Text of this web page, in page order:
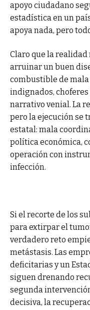
apoyo ciudadano
estadística en un
apoya nada, pero
Claro que la
arruinar un buen
combustible de
indignados,
narrativo venial. La
pero la ejecución se
estatal: mala
política económica,
operación con
infección.
Si el recorte de los
para extirpar el
verdadero reto
metástasis. Las
deficitarias y un
siguen drenando
segunda
decisiva, la